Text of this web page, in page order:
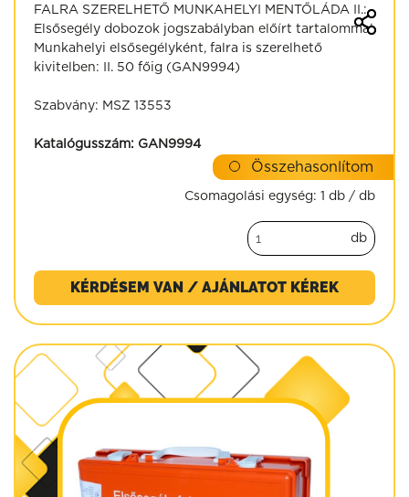
FALRA SZERELHETŐ MUNKAHELYI MENTŐLÁDA II.:
Elsősegély dobozok jogszabályban előírt tartalommal
Munkahelyi elsősegélyként, falra is szerelhető
kivitelben: II. 50 főig (GAN9994)
Szabvány: MSZ 13553
Katalógusszám: GAN9994
Összehasonlítom
Csomagolási egység: 1 db / db
db
KÉRDÉSEM VAN / AJÁNLATOT KÉREK